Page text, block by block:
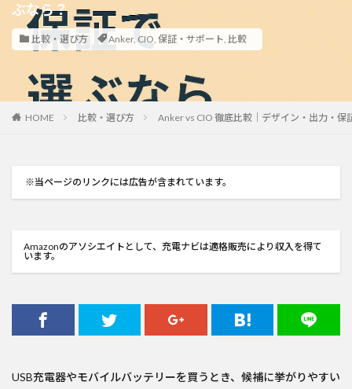
ぶなら？
比較・選び方 Anker, CIO, 保証・サポート, 比較
HOME 比較・選び方 Anker vs CIO 徹底比較｜デザイン・出力・保
※当ページのリンクには広告が含まれています。
Amazonのアソシエイトとして、充電ナビは適格販売により収入を得て
います。
USB充電器やモバイルバッテリーを買うとき、候補に挙がりやすい